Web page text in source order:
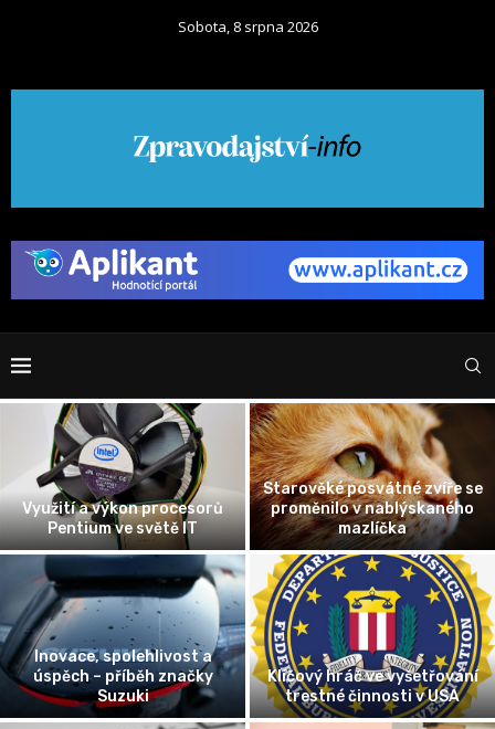
Sobota, 8 srpna 2026
Využití a výkon procesorů
Pentium ve světě IT
Starověké posvátné zvíře se
proměnilo v nablýskaného
mazlíčka
Inovace, spolehlivost a
úspěch – příběh značky
Suzuki
Klíčový hráč ve vyšetřování
trestné činnosti v USA